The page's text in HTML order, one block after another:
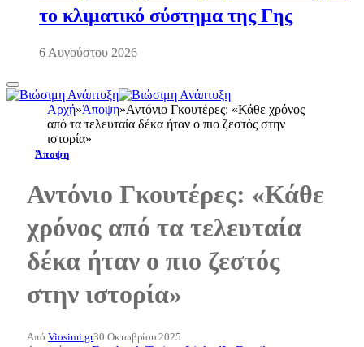
το κλιματικό σύστημα της Γης
6 Αυγούστου 2026
Αρχή»Άποψη»Αντόνιο Γκουτέρες: «Κάθε χρόνος
από τα τελευταία δέκα ήταν ο πιο ζεστός στην
ιστορία»
Άποψη
Αντόνιο Γκουτέρες: «Κάθε
χρόνος από τα τελευταία
δέκα ήταν ο πιο ζεστός
στην ιστορία»
Από Viosimi.gr30 Οκτωβρίου 2025